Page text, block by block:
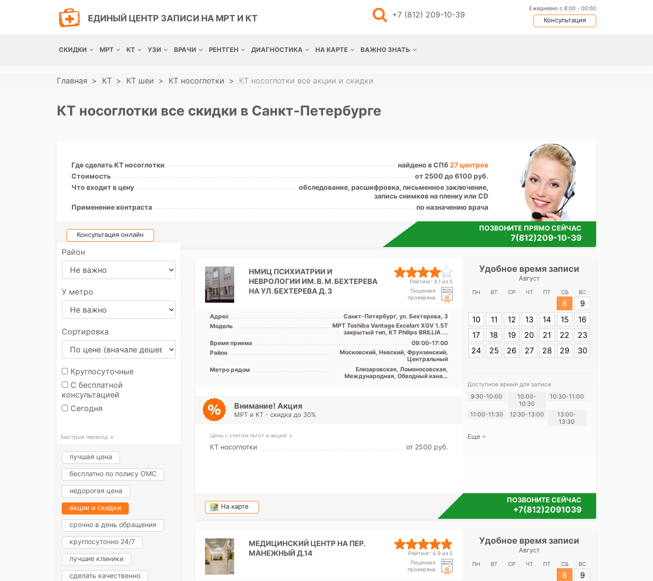
ЕДИНЫЙ ЦЕНТР ЗАПИСИ НА МРТ И КТ +7 (812) 209-10-39
Ежедневно с 8:00 - 00:00
Консультация
СКИДКИ МРТ КТ УЗИ ВРАЧИ РЕНТГЕН ДИАГНОСТИКА НА КАРТЕ ВАЖНО ЗНАТЬ
Главная КТ КТ шеи КТ носоглотки КТ носоглотки все акции и скидки
КТ носоглотки все скидки в Санкт-Петербурге
Где сделать КТ носоглотки найдено в СПб 27 центров
Стоимость
от 2500 до 6100 руб.
Что входит в цену
обследование, расшифровка, письменное заключение,
запись снимков на пленку или CD
Применение контраста
по назначению врача
Консультация онлайн
ПОЗВОНИТЕ ПРЯМО СЕЙЧАС
7(812)209-10-39
Район
У метро
Сортировка
Круглосуточные
С бесплатной
консультацией
Сегодня
Быстрый переход ↓
лучшая цена
бесплатно по полису ОМС
недорогая цена
акции и скидки
срочно в день обращения
круглосуточно 24/7
лучшие клиники
сделать качественно
НМИЦ ПСИХИАТРИИ И
НЕВРОЛОГИИ ИМ. В. М. БЕХТЕРЕВА
НА УЛ. БЕХТЕРЕВА Д. 3
Рейтинг: 4.1 из 5
Лицензия
проверена
Адрес
Санкт-Петербург, ул. Бехтерева, 3
Модель
МРТ Toshiba Vantage Excelart XGV 1.5T
закрытый тип, КТ Philips BRILLIA ...
Время приема
09:00-17:00
Район
Московский, Невский, Фрунзенский,
Центральный
Метро рядом
Елизаровская, Ломоносовская,
Международная, Обводный канал,
Внимание! Акция
МРТ и КТ - скидка до 30%
Цены с учетом льгот и акций ↓
КТ носоглотки от 2500 pуб.
Удобное время записи
Август
ПН ВТ СР ЧТ ПТ СБ ВС
8
9
10
11 12 13 14 15
16
17
18 19 20 21 22
23
24
25 26 27 28 29 30
Доступное время для записи
9:30-10:00
10:00-
10:30
10:30-11:00
11:00-11:30 12:30-13:00
13:00-
13:30
Еще
На карте
ПОЗВОНИТЕ СЕЙЧАС
+7(812)2091039
МЕДИЦИНСКИЙ ЦЕНТР НА ПЕР.
МАНЕЖНЫЙ Д.14
Рейтинг: 4.9 из 5
Лицензия
проверена
Удобное время записи
Август
ПН ВТ СР ЧТ ПТ СБ ВС
8
9